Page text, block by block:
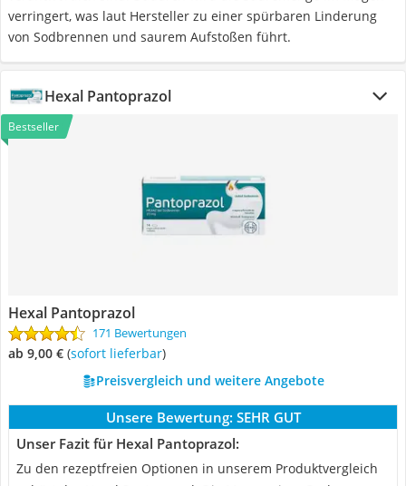
verringert, was laut Hersteller zu einer spürbaren Linderung
von Sodbrennen und saurem Aufstoßen führt.
Hexal Pantoprazol
Bestseller
Hexal Pantoprazol
171 Bewertungen
ab 9,00 € ( Sofort lieferbar)
Preisvergleich und weitere Angebote
Unsere Bewertung: SEHR GUT
Unser Fazit für Hexal Pantoprazol:
Zu den rezeptfreien Optionen in unserem Produktvergleich